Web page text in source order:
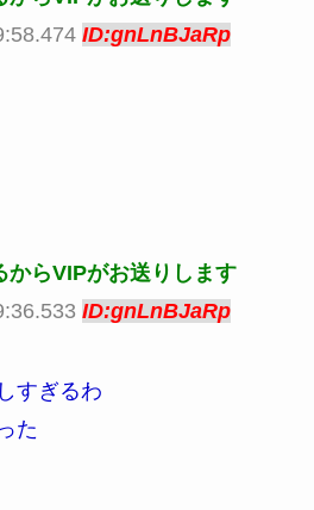
ID:gnLnBJaRp
からVIPがお送りします
ID:gnLnBJaRp
すぎるわ
た